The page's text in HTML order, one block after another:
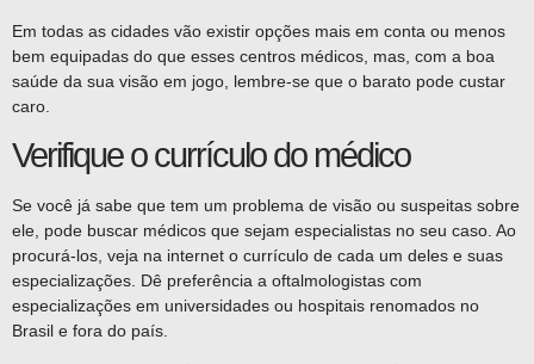
Em todas as cidades vão existir opções mais em conta ou menos
bem equipadas do que esses centros médicos, mas, com a boa
saúde da sua visão em jogo, lembre-se que o barato pode custar
caro.
Verifique o currículo do médico
Se você já sabe que tem um problema de visão ou suspeitas sobre
ele, pode buscar médicos que sejam especialistas no seu caso. Ao
procurá-los, veja na internet o currículo de cada um deles e suas
especializações. Dê preferência a oftalmologistas com
especializações em universidades ou hospitais renomados no
Brasil e fora do país.